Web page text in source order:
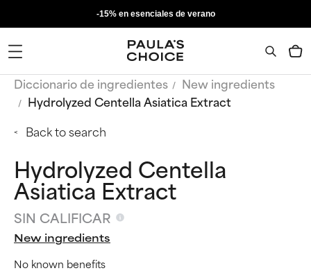
-15% en esenciales de verano
Diccionario de ingredientes
New ingredients
Hydrolyzed Centella Asiatica Extract
Back to search
Hydrolyzed Centella
Asiatica Extract
SIN CALIFICAR
New ingredients
No known benefits